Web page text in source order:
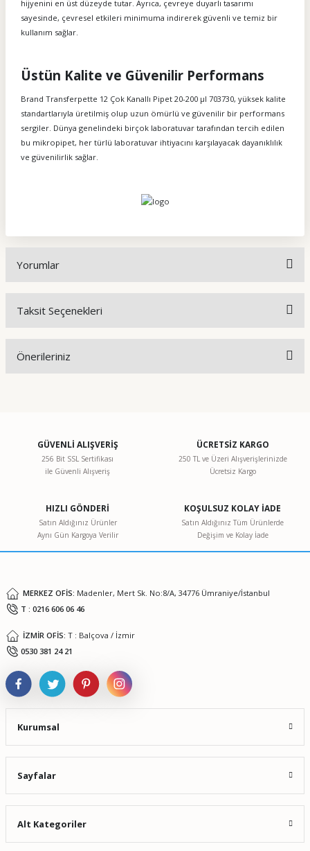
hijyenini en üst düzeyde tutar. Ayrıca, çevreye duyarlı tasarımı
sayesinde, çevresel etkileri minimuma indirerek güvenli ve temiz bir
kullanım sağlar.
Üstün Kalite ve Güvenilir Performans
Brand Transferpette 12 Çok Kanallı Pipet 20-200 µl 703730, yüksek kalite
standartlarıyla üretilmiş olup uzun ömürlü ve güvenilir bir performans
sergiler. Dünya genelindeki birçok laboratuvar tarafından tercih edilen
bu mikropipet, her türlü laboratuvar ihtiyacını karşılayacak dayanıklılık
ve güvenilirlik sağlar.
Yorumlar
Taksit Seçenekleri
Önerileriniz
Görüş ve önerileriniz için teşekkür ederiz.
Ürün resmi kalitesiz, bozuk veya görüntülenemiyor.
Ürün bilgilerinde hatalar bulunuyor.
Ürün fiyatı diğer sitelerden daha pahalı.
GÜVENLİ ALIŞVERİŞ
256 Bit SSL Sertifikası
ile Güvenli Alışveriş
ÜCRETSİZ KARGO
250 TL ve Üzeri Alışverişlerinizde
Ücretsiz Kargo
HIZLI GÖNDERİ
Satın Aldığınız Ürünler
Aynı Gün Kargoya Verilir
KOŞULSUZ KOLAY İADE
Satın Aldığınız Tüm Ürünlerde
Değişim ve Kolay İade
MERKEZ OFİS: Madenler, Mert Sk. No:8/A, 34776 Ümraniye/İstanbul
T : 0216 606 06 46
İZMİR OFİS: T : Balçova / İzmir
0530 381 24 21
Kurumsal
Sayfalar
Alt Kategoriler